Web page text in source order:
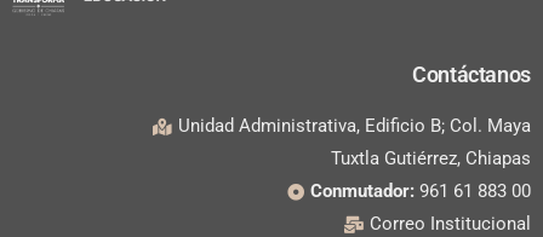
Contáctanos
Unidad Administrativa, Edificio B; Col. Maya
Tuxtla Gutiérrez, Chiapas
Conmutador: 961 61 883 00
Correo Institucional